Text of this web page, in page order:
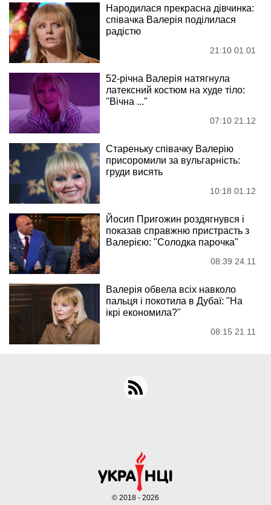
Народилася прекрасна дівчинка:
співачка Валерія поділилася
радістю
21:10 01.01
52-річна Валерія натягнула
латексний костюм на худе тіло:
"Вічна ..."
07:10 21.12
Стареньку співачку Валерію
присоромили за вульгарність:
груди висять
10:18 01.12
Йосип Пригожин роздягнувся і
показав справжню пристрасть з
Валерією: "Солодка парочка"
08:39 24.11
Валерія обвела всіх навколо
пальця і покотила в Дубаї: "На
ікрі економила?"
08:15 21.11
© 2018 - 2026